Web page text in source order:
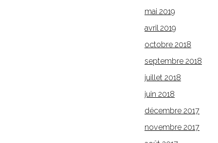
mai 2019
avril 2019
octobre 2018
septembre 2018
juillet 2018
juin 2018
décembre 2017
novembre 2017